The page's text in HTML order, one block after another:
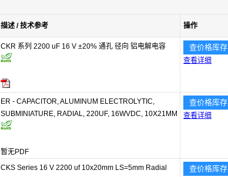
描述 / 技术参考 操作
CKR 系列 2200 uF 16 V ±20% 通孔 径向 铝电解电容 查价格库存
查看详细
ER - CAPACITOR, ALUMINUM ELECTROLYTIC,
SUBMINIATURE, RADIAL, 220UF, 16WVDC, 10X21MM
暂无PDF
查价格库存
查看详细
CKS Series 16 V 2200 uf 10x20mm LS=5mm Radial
查价格库存